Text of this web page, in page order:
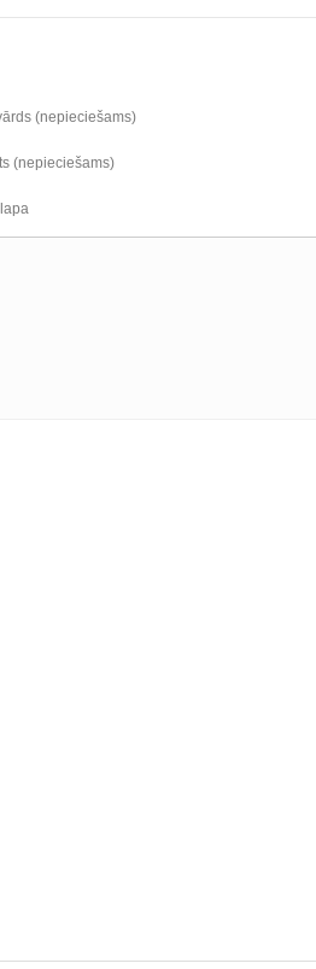
(nepieciešams)
(nepieciešams)